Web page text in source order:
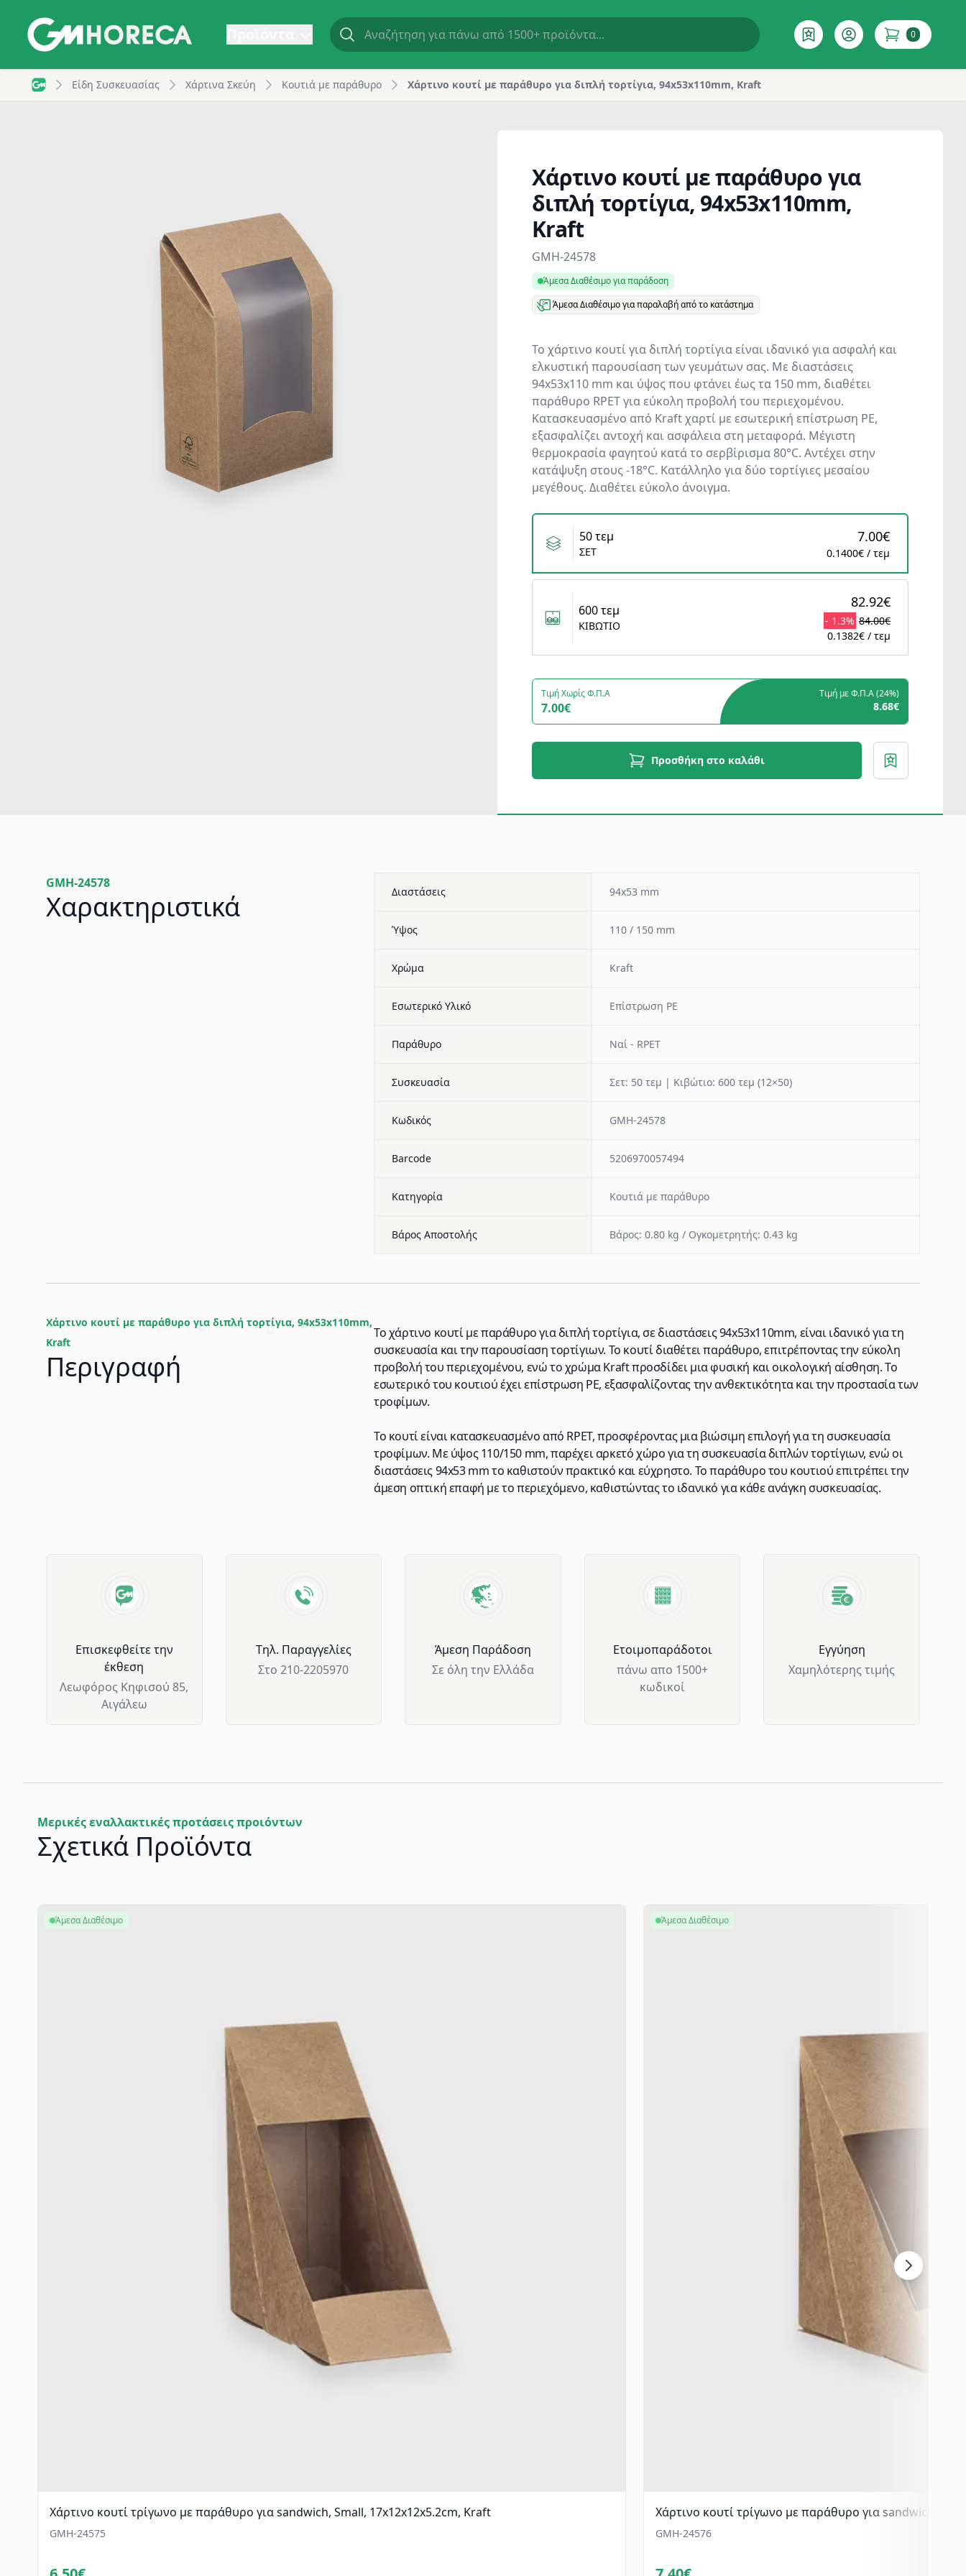
Χάρτινο κουτί με παράθυρο για διπλή τορτίγια, 94x53x110mm, Kraft | GM Horeca ΕπιθυμητόAccount 0
items in cart
Είδη Συσκευασίας Χάρτινα Σκεύη Κουτιά με παράθυρο Χάρτινο κουτί με παράθυρο για διπλή τορτίγια, 94x53x110mm, Kraft
Χάρτινο κουτί με παράθυρο για
διπλή τορτίγια, 94x53x110mm,
Kraft
Product information
GMH-24578
Άμεσα Διαθέσιμο για παράδοση
Άμεσα Διαθέσιμο για παραλαβή από το κατάστημα
Το χάρτινο κουτί για διπλή τορτίγια είναι ιδανικό για ασφαλή και
ελκυστική παρουσίαση των γευμάτων σας. Με διαστάσεις
94x53x110 mm και ύψος που φτάνει έως τα 150 mm, διαθέτει
παράθυρο RPET για εύκολη προβολή του περιεχομένου.
Κατασκευασμένο από Kraft χαρτί με εσωτερική επίστρωση PE,
εξασφαλίζει αντοχή και ασφάλεια στη μεταφορά. Μέγιστη
θερμοκρασία φαγητού κατά το σερβίρισμα 80°C. Αντέχει στην
κατάψυξη στους -18°C. Κατάλληλο για δύο τορτίγιες μεσαίου
μεγέθους. Διαθέτει εύκολο άνοιγμα.
Variants
50 τεμ
ΣΕΤ
7.00€
0.1400€ / τεμ
600 τεμ
ΚΙΒΩΤΙΟ
82.92€
- 1.3% 84.00€
0.1382€ / τεμ
Τιμή Χωρίς Φ.Π.Α
7.00€
Τιμή με Φ.Π.Α (24%)
8.68€
Προσθήκη στο καλάθι
GMH-24578
Χαρακτηριστικά Διαστάσεις 94x53 mm
Ύψος 110 / 150 mm
Χρώμα Kraft
Εσωτερικό Υλικό Επίστρωση PE
Παράθυρο Ναί - RPET
Συσκευασία Σετ: 50 τεμ | Κιβώτιο: 600 τεμ (12×50)
Κωδικός GMH-24578
Barcode 5206970057494
Κατηγορία Κουτιά με παράθυρο
Βάρος Αποστολής Βάρος: 0.80 kg / Ογκομετρητής: 0.43 kg
Χάρτινο κουτί με παράθυρο για διπλή τορτίγια, 94x53x110mm,
Kraft
Περιγραφή
Το χάρτινο κουτί με παράθυρο για διπλή τορτίγια, σε διαστάσεις 94x53x110mm, είναι ιδανικό για τη
συσκευασία και την παρουσίαση τορτίγιων. Το κουτί διαθέτει παράθυρο, επιτρέποντας την εύκολη
προβολή του περιεχομένου, ενώ το χρώμα Kraft προσδίδει μια φυσική και οικολογική αίσθηση. Το
εσωτερικό του κουτιού έχει επίστρωση PE, εξασφαλίζοντας την ανθεκτικότητα και την προστασία των
τροφίμων.
Το κουτί είναι κατασκευασμένο από RPET, προσφέροντας μια βιώσιμη επιλογή για τη συσκευασία
τροφίμων. Με ύψος 110/150 mm, παρέχει αρκετό χώρο για τη συσκευασία διπλών τορτίγιων, ενώ οι
διαστάσεις 94x53 mm το καθιστούν πρακτικό και εύχρηστο. Το παράθυρο του κουτιού επιτρέπει την
άμεση οπτική επαφή με το περιεχόμενο, καθιστώντας το ιδανικό για κάθε ανάγκη συσκευασίας.
Επισκεφθείτε την
έκθεση
Λεωφόρος Κηφισού 85,
Αιγάλεω
Tηλ. Παραγγελίες
Στο 210-2205970
Άμεση Παράδοση
Σε όλη την Ελλάδα
Ετοιμοπαράδοτοι
πάνω απο 1500+
κωδικοί
Eγγύηση
Χαμηλότερης τιμής
Μερικές εναλλακτικές προτάσεις προιόντων
Σχετικά Προϊόντα
Χάρτινο κουτί τρίγωνο με παράθυρο για sandwich, Small, 17x12x12x5.2cm, Kraft
GMH-24575
Άμεσα Διαθέσιμο
Χάρτινο κουτί τρίγωνο με παράθυρο για sandwich,
GMH-24576
Άμεσα Διαθέσιμο